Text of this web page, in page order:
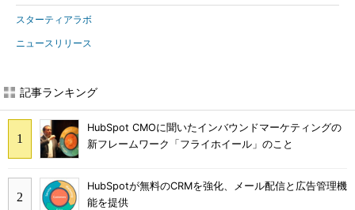
スターティアラボ
ニュースリリース
記事ランキング
HubSpot CMOに聞いたインバウンドマーケティングの
新フレームワーク「フライホイール」のこと
HubSpotが無料のCRMを強化、メール配信と広告管理機
能を提供